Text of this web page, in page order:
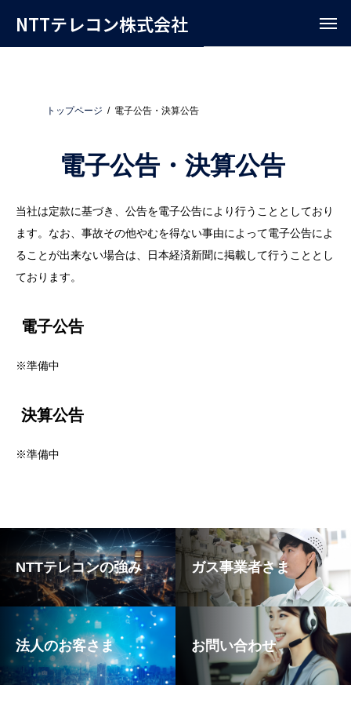
NTTテレコン株式会社
トップページ 電子公告・決算公告
電子公告・決算公告
当社は定款に基づき、公告を電子公告により行うこととしており
ます。なお、事故その他やむを得ない事由によって電子公告によ
ることが出来ない場合は、日本経済新聞に掲載して行うこととし
ております。
電子公告
※準備中
決算公告
※準備中
NTTテレコンの強み ガス事業者さま
法人のお客さま お問い合わせ